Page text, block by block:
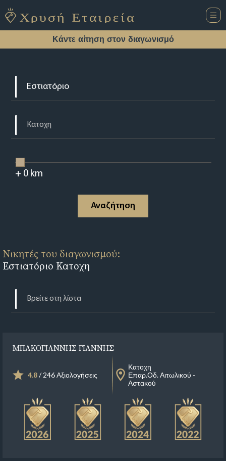
Κάντε αίτηση στον διαγωνισμό
+ 0km
Αναζήτηση
Νικητές του διαγωνισμού:
Εστιατόριο Κατοχη
ΜΠΑΚΟΓΙΑΝΝΗΣ ΓΙΑΝΝΗΣ
4.8/ 246 Αξιολογήσεις
Κατοχη
Επαρ.Οδ. Αιτωλικού -
Αστακού